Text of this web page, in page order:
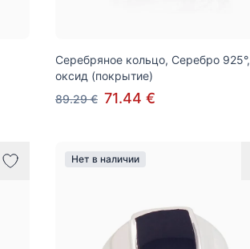
Серебряное кольцо, Серебро 925°,
оксид (покрытие)
89.29 € 71.44 €
Нет в наличии